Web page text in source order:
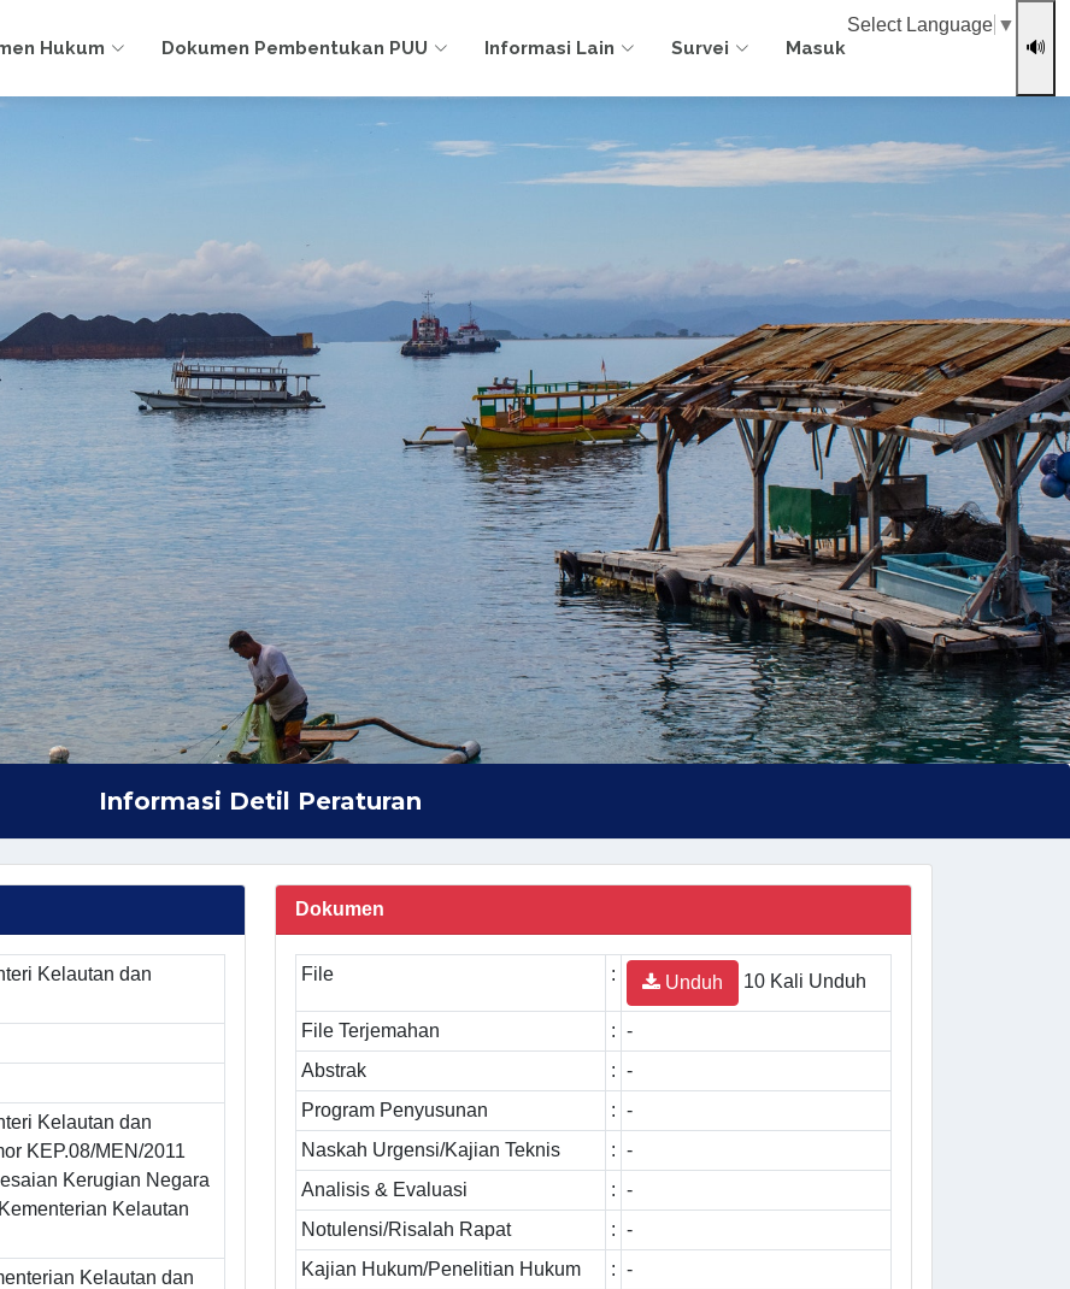
Hukum Dokumen Pembentukan PUU Informasi Lain Survei Masuk
Select Language ▼
🔊
Informasi Detil Peraturan
Kelautan dan
Kelautan dan
KEP.08/MEN/2011
Kerugian Negara
Kelautan
Kelautan dan
Dokumen
File : Unduh 10 Kali Unduh
File Terjemahan : -
Abstrak
: -
Program Penyusunan
: -
Naskah Urgensi/Kajian Teknis
: -
Analisis & Evaluasi
: -
Notulensi/Risalah Rapat
: -
Kajian Hukum/Penelitian Hukum
: -